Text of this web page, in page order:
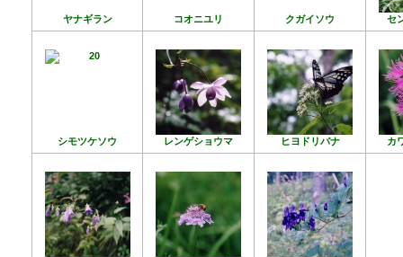
ヤナギラン コオニユリ クガイソウ セ
シモツケソウ レンゲショウマ ヒヨドリバナ カ